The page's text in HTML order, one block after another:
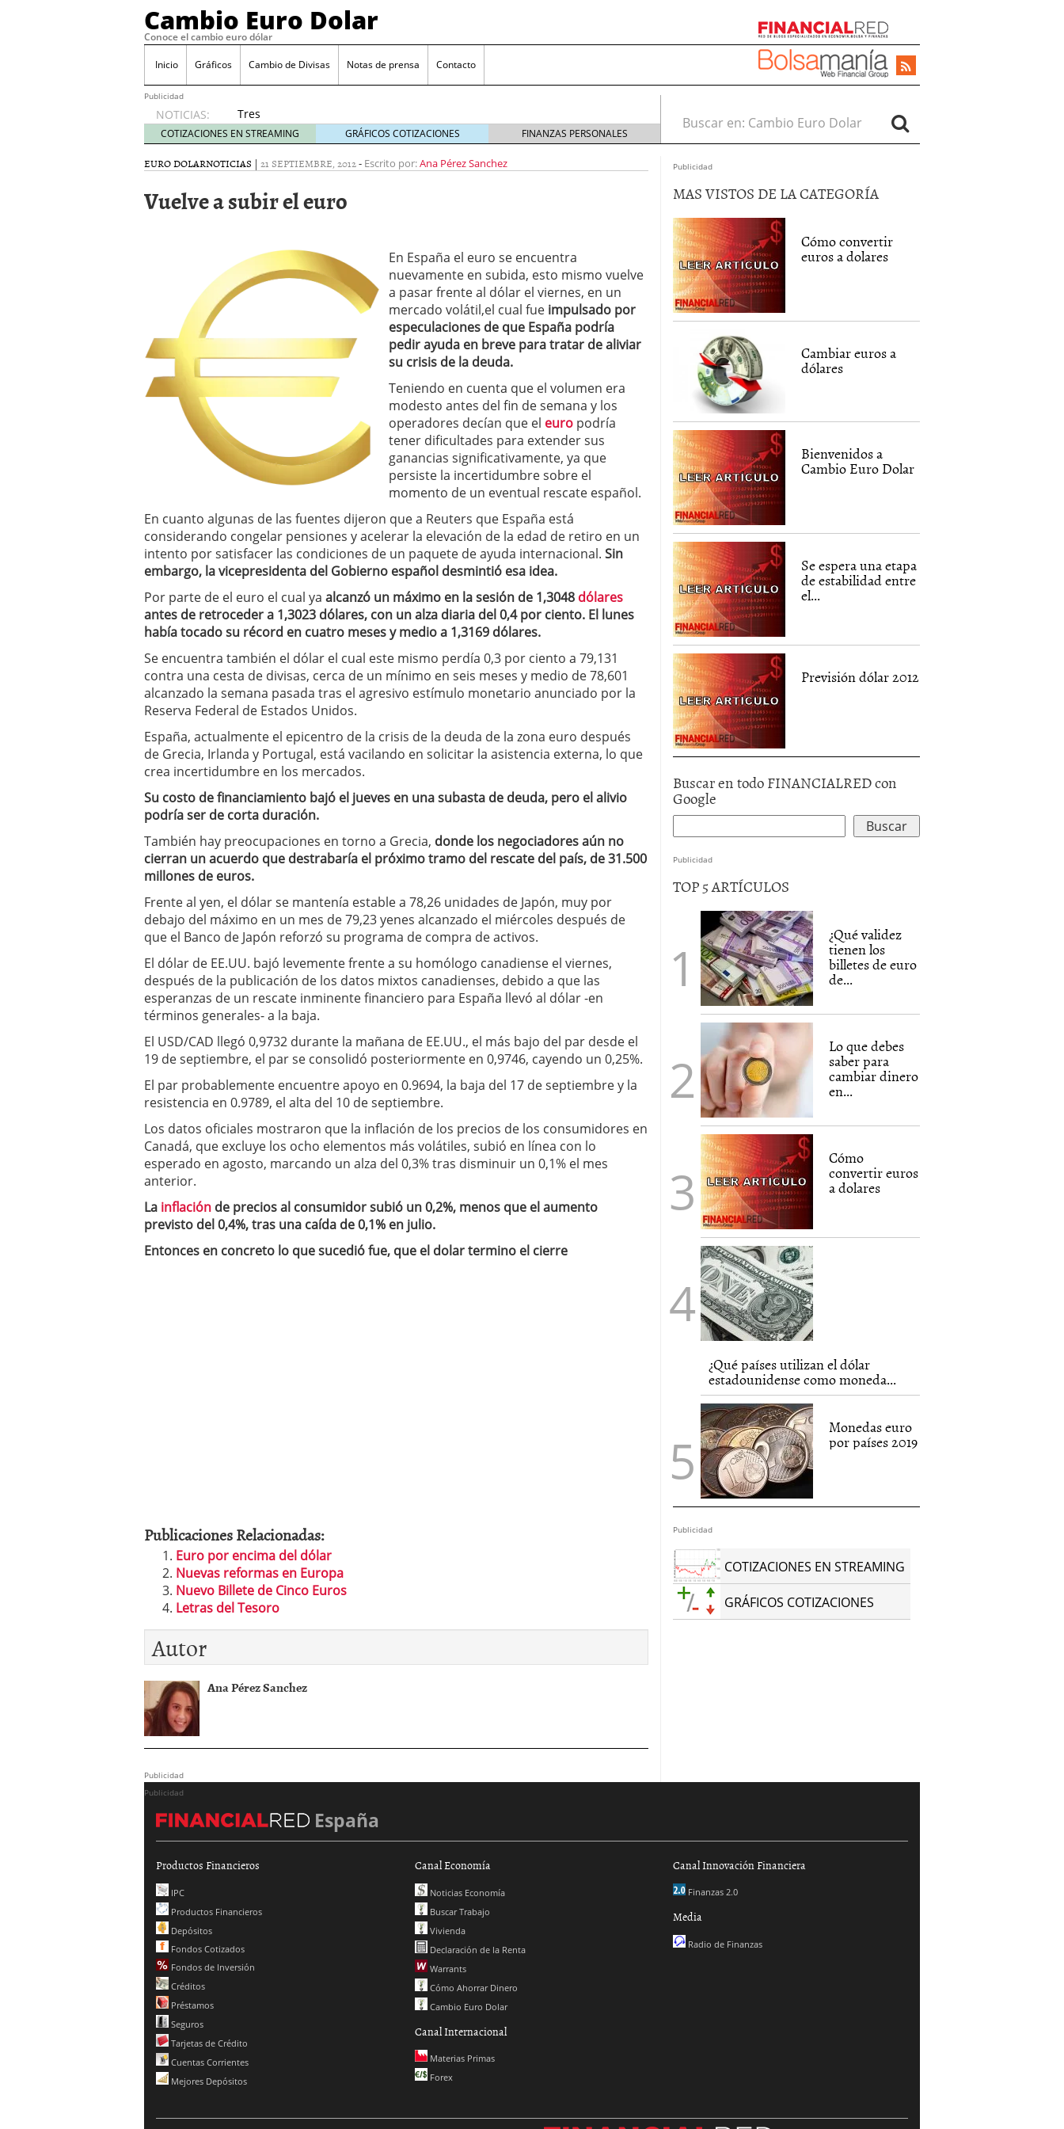
Cambio Euro Dolar
Conoce el cambio euro dólar
Inicio Gráficos Cambio de Divisas Notas de prensa Contacto
Publicidad
NOTICIAS:
Tres
escenarios
posibles
para el
según
las
y el BCE
26/01/2026
Informe de mercado: el euro se mantiene cerca de 1,174 USD tras rebote
del dólar
Qué está moviendo hoy el cambio euro-dólar 17/01/2026
Contexto del dólar fuerte: próximos reportes de empleo de EE. UU. se
convierten en foco principal para el par EUR/USD 09/01/2026
El dólar vive su mayor caída anual desde 2017 mientras analistas esperan
más debilidad en 2026
05/01/2026
COTIZACIONES EN STREAMING GRÁFICOS COTIZACIONES FINANZAS PERSONALES
Buscar en:
EURO DOLARNOTICIAS | 21 SEPTIEMBRE, 2012- Escrito por:Ana Pérez Sanchez
Vuelve a subir el euro
En España el euro se encuentra
nuevamente en subida, esto mismo vuelve
a pasar frente al dólar el viernes, en un
mercado volátil,el cual fue impulsado por
especulaciones de que España podría
pedir ayuda en breve para tratar de aliviar
su crisis de la deuda.
Teniendo en cuenta que el volumen era
modesto antes del fin de semana y los
operadores decían que el euro podría
tener dificultades para extender sus
ganancias significativamente, ya que
persiste la incertidumbre sobre el
momento de un eventual rescate español.
En cuanto algunas de las fuentes dijeron que a Reuters que España está
considerando congelar pensiones y acelerar la elevación de la edad de retiro en un
intento por satisfacer las condiciones de un paquete de ayuda internacional. Sin
embargo, la vicepresidenta del Gobierno español desmintió esa idea.
Por parte de el euro el cual ya alcanzó un máximo en la sesión de 1,3048 dólares
antes de retroceder a 1,3023 dólares, con un alza diaria del 0,4 por ciento. El lunes
había tocado su récord en cuatro meses y medio a 1,3169 dólares.
Se encuentra también el dólar el cual este mismo perdía 0,3 por ciento a 79,131
contra una cesta de divisas, cerca de un mínimo en seis meses y medio de 78,601
alcanzado la semana pasada tras el agresivo estímulo monetario anunciado por la
Reserva Federal de Estados Unidos.
España, actualmente el epicentro de la crisis de la deuda de la zona euro después
de Grecia, Irlanda y Portugal, está vacilando en solicitar la asistencia externa, lo que
crea incertidumbre en los mercados.
Su costo de financiamiento bajó el jueves en una subasta de deuda, pero el alivio
podría ser de corta duración.
También hay preocupaciones en torno a Grecia, donde los negociadores aún no
cierran un acuerdo que destrabaría el próximo tramo del rescate del país, de 31.500
millones de euros.
Frente al yen, el dólar se mantenía estable a 78,26 unidades de Japón, muy por
debajo del máximo en un mes de 79,23 yenes alcanzado el miércoles después de
que el Banco de Japón reforzó su programa de compra de activos.
El dólar de EE.UU. bajó levemente frente a su homólogo canadiense el viernes,
después de la publicación de los datos mixtos canadienses, debido a que las
esperanzas de un rescate inminente financiero para España llevó al dólar -en
términos generales- a la baja.
El USD/CAD llegó 0,9732 durante la mañana de EE.UU., el más bajo del par desde el
19 de septiembre, el par se consolidó posteriormente en 0,9746, cayendo un 0,25%.
El par probablemente encuentre apoyo en 0.9694, la baja del 17 de septiembre y la
resistencia en 0.9789, el alta del 10 de septiembre.
Los datos oficiales mostraron que la inflación de los precios de los consumidores en
Canadá, que excluye los ocho elementos más volátiles, subió en línea con lo
esperado en agosto, marcando un alza del 0,3% tras disminuir un 0,1% el mes
anterior.
La inflación de precios al consumidor subió un 0,2%, menos que el aumento
previsto del 0,4%, tras una caída de 0,1% en julio.
Entonces en concreto lo que sucedió fue, que el dolar termino el cierre
Publicaciones Relacionadas:
Euro por encima del dólar
Nuevas reformas en Europa
Nuevo Billete de Cinco Euros
Letras del Tesoro
Autor
Ana Pérez Sanchez
Publicidad
Publicidad
MAS VISTOS DE LA CATEGORÍA
Cómo convertir
euros a dolares
Cambiar euros a
dólares
Bienvenidos a
Cambio Euro Dolar
Se espera una etapa
de estabilidad entre
el...
Previsión dólar 2012
Buscar en todo FINANCIALRED con
Google
Publicidad
TOP 5 ARTÍCULOS
¿Qué validez
tienen los
billetes de euro
de...
Lo que debes
saber para
cambiar dinero
en...
Cómo
convertir euros
a dolares
¿Qué países utilizan el dólar
estadounidense como moneda...
Monedas euro
por países 2019
Publicidad
COTIZACIONES EN STREAMING
GRÁFICOS COTIZACIONES
Publicidad
España
Productos Financieros
IPC
Productos Financieros
Depósitos
Fondos Cotizados
Fondos de Inversión
Créditos
Préstamos
Seguros
Tarjetas de Crédito
Cuentas Corrientes
Mejores Depósitos
Canal Economía
Noticias Economía
Buscar Trabajo
Vivienda
Declaración de la Renta
Warrants
Cómo Ahorrar Dinero
Cambio Euro Dolar
Canal Internacional
Materias Primas
Forex
Canal Innovación Financiera
Finanzas 2.0
Media
Radio de Finanzas